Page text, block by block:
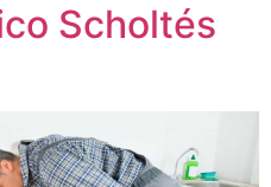
Scholtés